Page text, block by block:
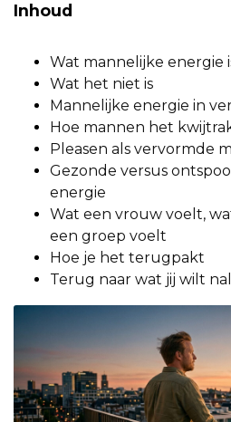
Inhoud
Wat mannelijke energie
Wat het niet is
Mannelijke energie in
Hoe mannen het
Pleasen als vervormde
Gezonde versus
energie
Wat een vrouw voelt,
een groep voelt
Hoe je het terugpakt
Terug naar wat jij wilt